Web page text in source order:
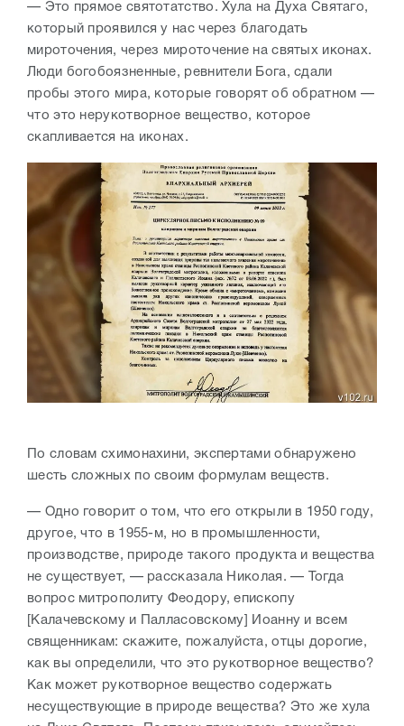
— Это прямое святотатство. Хула на Духа Святаго,
который проявился у нас через благодать
мироточения, через мироточение на святых иконах.
Люди богобоязненные, ревнители Бога, сдали
пробы этого мира, которые говорят об обратном —
что это нерукотворное вещество, которое
скапливается на иконах.
По словам схимонахини, экспертами обнаружено
шесть сложных по своим формулам веществ.
— Одно говорит о том, что его открыли в 1950 году,
другое, что в 1955-м, но в промышленности,
производстве, природе такого продукта и вещества
не существует, — рассказала Николая. — Тогда
вопрос митрополиту Феодору, епископу
[Калачевскому и Палласовскому] Иоанну и всем
священникам: скажите, пожалуйста, отцы дорогие,
как вы определили, что это рукотворное вещество?
Как может рукотворное вещество содержать
несуществующие в природе вещества? Это же хула